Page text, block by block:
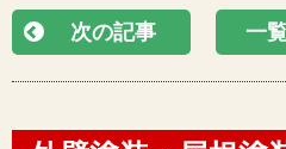
次の記事 一